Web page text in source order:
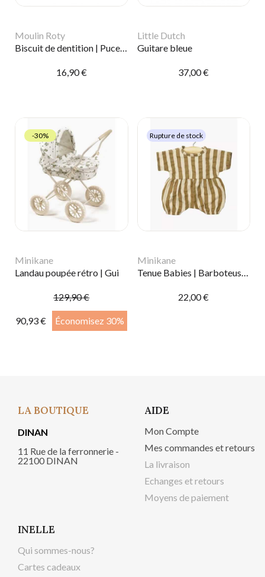
Moulin Roty
Biscuit de dentition | Puce et Pilou
16,90 €
Little Dutch
Guitare bleue
37,00 €
-30%
Minikane
Landau poupée rétro | Gui
129,90 €
90,93 € Économisez 30%
Rupture de stock
Minikane
22,00 €
LA BOUTIQUE
DINAN
11 Rue de la ferronnerie -
22100 DINAN
AIDE
Mon Compte
Mes commandes et retours
La livraison
Echanges et retours
Moyens de paiement
INELLE
Qui sommes-nous?
Cartes cadeaux